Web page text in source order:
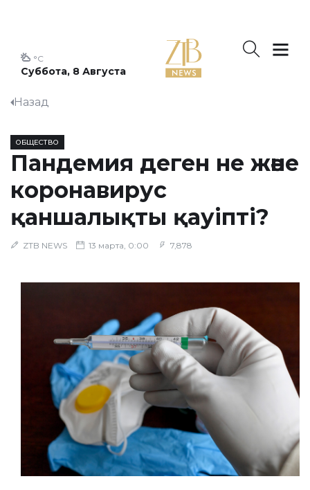
Суббота, 8 Августа
°C
Назад
ОБЩЕСТВО
Пандемия деген не және
коронавирус
қаншалықты қауіпті?
ZTB NEWS 13 марта, 0:00 7,878